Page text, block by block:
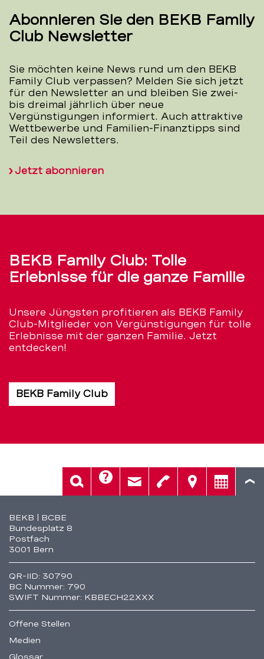
Abonnieren Sie den BEKB Family
Club Newsletter
Sie möchten keine News rund um den BEKB
Family Club verpassen? Melden Sie sich jetzt
für den Newsletter an und bleiben Sie zwei-
bis dreimal jährlich über neue
Vergünstigungen informiert. Auch attraktive
Wettbewerbe und Familien-Finanztipps sind
Teil des Newsletters.
Jetzt abonnieren
BEKB Family Club: Tolle
Erlebnisse für die ganze Familie
Unsere Jüngsten profitieren als BEKB Family
Club-Mitglieder von Vergünstigungen für tolle
Erlebnisse mit der ganzen Familie. Jetzt
entdecken!
BEKB Family Club
Fusszeile
BEKB | BCBE
Bundesplatz 8
Postfach
3001 Bern
QR-IID: 30790
BC Nummer: 790
SWIFT Nummer: KBBECH22XXX
Offene Stellen
Medien
Glossar